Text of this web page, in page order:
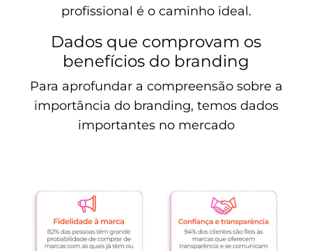
profissional é o caminho ideal.
Dados que comprovam os
benefícios do branding
Para aprofundar a compreensão sobre a
importância do branding, temos dados
importantes no mercado